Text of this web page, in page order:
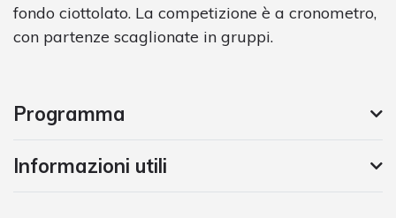
fondo ciottolato. La competizione è a cronometro,
con partenze scaglionate in gruppi.
Programma
Informazioni utili